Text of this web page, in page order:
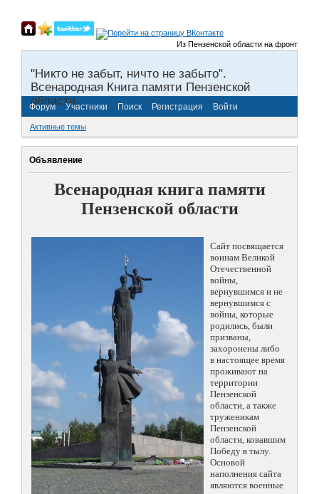
Из Пензенской области на фронты
"Никто не забыт, ничто не забыто".
Всенародная Книга памяти Пензенской
области.
Форум Участники Поиск Регистрация Войти
Активные темы
Объявление
Всенародная книга памяти
Пензенской области
Сайт посвящается
воинам Великой
Отечественной
войны,
вернувшимся и не
вернувшимся с
войны, которые
родились, были
призваны,
захоронены либо
в настоящее время
проживают на
территории
Пензенской
области, а также
труженикам
Пензенской
области, ковавшим
Победу в тылу.
Основой
наполнения сайта
являются военные